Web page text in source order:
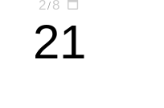
2/8
21